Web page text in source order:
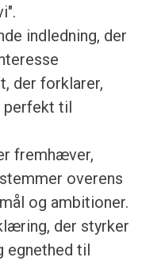
indledning, der
der forklarer,
perfekt til
fremhæver,
overens
og ambitioner.
der styrker
egnethed til